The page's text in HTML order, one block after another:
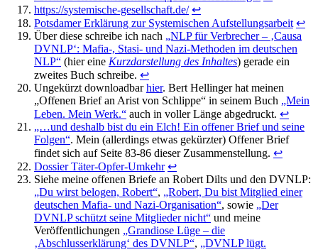
https://systemische-gesellschaft.de/ ↩
Potsdamer Erklärung zur Systemischen Aufstellungsarbeit ↩
Über diese schreibe ich nach „NLP für Verbrecher – ‚Causa
DVNLP‘: Mafia-, Stasi- und Nazi-Methoden im deutschen
NLP“ (hier eine Kurzdarstellung des Inhaltes) gerade ein
zweites Buch schreibe. ↩
Ungekürzt downloadbarhier. Bert Hellinger hat meinen
„Offenen Brief an Arist von Schlippe“ in seinem Buch „Mein
Leben. Mein Werk.“ auch in voller Länge abgedruckt. ↩
„…und deshalb bist du ein Elch! Ein offener Brief und seine
Folgen“. Mein (allerdings etwas gekürzter) Offener Brief
findet sich auf Seite 83-86 dieser Zusammenstellung. ↩
Dossier Täter-Opfer-Umkehr ↩
Siehe meine offenen Briefe an Robert Dilts und den DVNLP:
„Du wirst belogen, Robert“, „Robert, Du bist Mitglied einer
deutschen Mafia- und Nazi-Organisation“, sowie „Der
DVNLP schützt seine Mitglieder nicht“ und meine
Veröffentlichungen „Grandiose Lüge – die
‚Abschlusserklärung‘ des DVNLP“, „DVNLP lügt.